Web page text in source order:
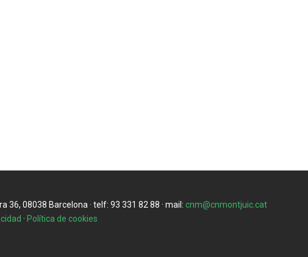
36, 08038 Barcelona · telf: 93 331 82 88 · mail: cnm@cnmontjuic.cat
·Política de cookies